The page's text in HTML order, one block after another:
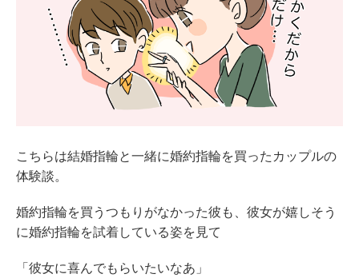
こちらは結婚指輪と一緒に婚約指輪を買ったカップルの
体験談。
婚約指輪を買うつもりがなかった彼も、彼女が嬉しそう
に婚約指輪を試着している姿を見て
「彼女に喜んでもらいたいなあ」